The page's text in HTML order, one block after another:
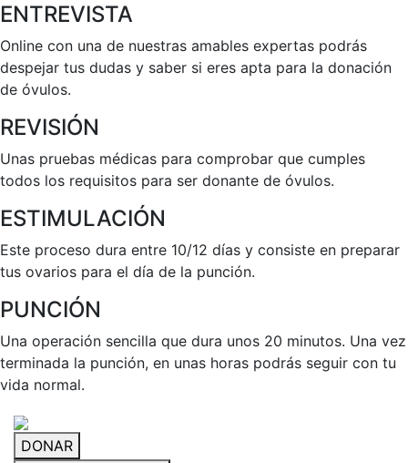
ENTREVISTA
Online con una de nuestras amables expertas podrás
despejar tus dudas y saber si eres apta para la donación
de óvulos.
REVISIÓN
Unas pruebas médicas para comprobar que cumples
todos los requisitos para ser donante de óvulos.
ESTIMULACIÓN
Este proceso dura entre 10/12 días y consiste en preparar
tus ovarios para el día de la punción.
PUNCIÓN
Una operación sencilla que dura unos 20 minutos. Una vez
terminada la punción, en unas horas podrás seguir con tu
vida normal.
DONAR